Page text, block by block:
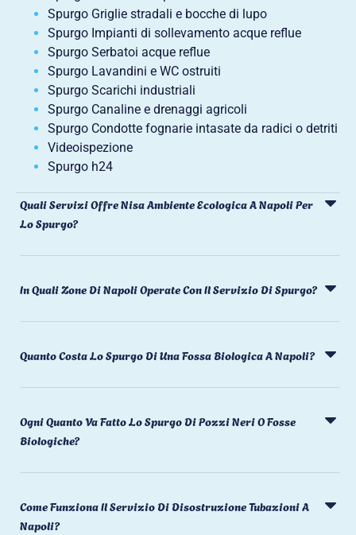
Spurgo Griglie stradali e bocche di lupo
Spurgo Impianti di sollevamento acque reflue
Spurgo Serbatoi acque reflue
Spurgo Lavandini e WC ostruiti
Spurgo Scarichi industriali
Spurgo Canaline e drenaggi agricoli
Spurgo Condotte fognarie intasate da radici o detriti
Videoispezione
Spurgo h24
Quali Servizi Offre Nisa Ambiente Ecologica A Napoli Per
Lo Spurgo?
In Quali Zone Di Napoli Operate Con Il Servizio Di Spurgo?
Quanto Costa Lo Spurgo Di Una Fossa Biologica A Napoli?
Ogni Quanto Va Fatto Lo Spurgo Di Pozzi Neri O Fosse
Biologiche?
Come Funziona Il Servizio Di Disostruzione Tubazioni A
Napoli?